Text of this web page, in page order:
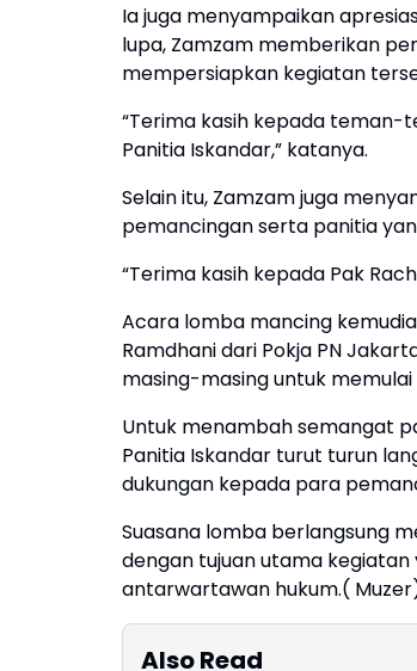
Ia juga menyampaikan
lupa, Zamzam memberikan
mempersiapkan kegiatan
“Terima kasih kepada teman-
Panitia Iskandar,” katanya.
Selain itu, Zamzam juga
pemancingan serta panitia
“Terima kasih kepada Pak
Acara lomba mancing
Ramdhani dari Pokja PN
masing-masing untuk
Untuk menambah semangat
Panitia Iskandar turut turun
dukungan kepada para
Suasana lomba berlangsung
dengan tujuan utama
antarwartawan hukum.(
Also Read